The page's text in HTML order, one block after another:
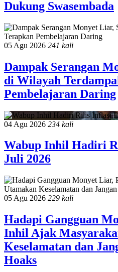
Dukung Swasembada
05 Agu 2026 241 kali
Dampak Serangan
di Wilayah
Pembelajaran Daring
04 Agu 2026 234 kali
Wabup Inhil Hadiri
Juli 2026
05 Agu 2026 229 kali
Hadapi Gangguan
Inhil Ajak
Keselamatan dan
Hoaks